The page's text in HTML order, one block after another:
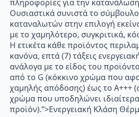
πληροφορίες για την κατανάλωση
Ουσιαστικά συνιστά το
καταναλωτών στην επιλογή
με το χαμηλότερο, συγκριτικά,
Η ετικέτα κάθε προϊόντος
κανόνα, επτά (7) τάξεις
ανάλογα με το είδος του
από το G (κόκκινο χρώμα που
χαμηλής απόδοσης) έως το Α+++
χρώμα που υποδηλώνει
προϊόν).”>Ενεργειακή Κλάση